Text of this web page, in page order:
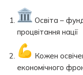
Освіта –
процвітання нації
Кожен
економічного